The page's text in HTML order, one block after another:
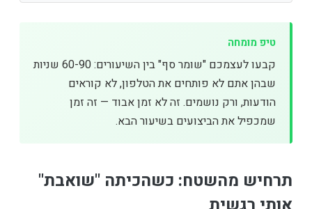
טיפ מומחה
קבעו לעצמכם "שומר סף" בין השיעורים: 60-90 שניות
שבהן אתם לא פותחים את הטלפון, לא קוראים
הודעות, ורק נושמים. זה לא זמן אבוד — זה זמן
שמכפיל את הביצועים בשיעור הבא.
תרחיש מהשטח: כשהכיתה "שואבת"